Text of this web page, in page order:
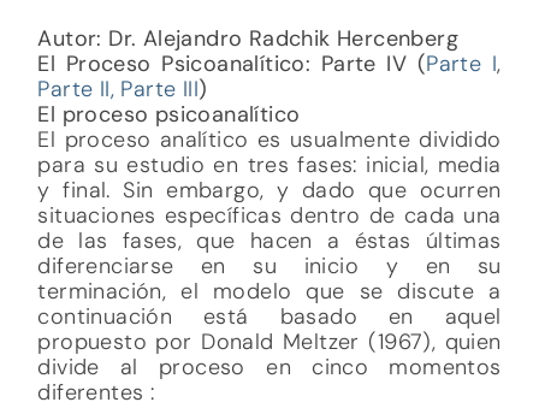
Autor: Dr. Alejandro Radchik Hercenberg
El Proceso Psicoanalítico: Parte IV (Parte I,
Parte II, Parte III)
El proceso psicoanalítico
El proceso analítico es usualmente dividido
para su estudio en tres fases: inicial, media
y final. Sin embargo, y dado que ocurren
situaciones específicas dentro de cada una
de las fases, que hacen a éstas últimas
diferenciarse en su inicio y en su
terminación, el modelo que se discute a
continuación está basado en aquel
propuesto por Donald Meltzer (1967), quien
divide al proceso en cinco momentos
diferentes :